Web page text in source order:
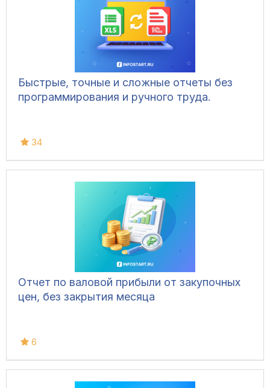
Быстрые, точные и сложные отчеты без
программирования и ручного труда.
34
Отчет по валовой прибыли от закупочных
цен, без закрытия месяца
6